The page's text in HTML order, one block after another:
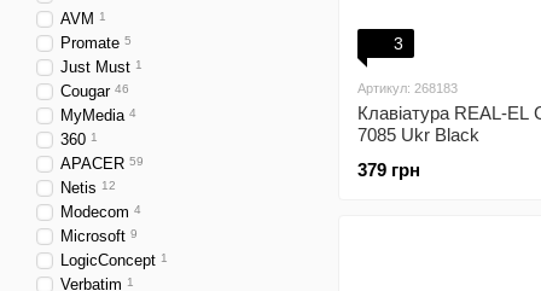
3
Артикул: 268183
Клавіатура REAL-EL
7085 Ukr Black
379 грн
AVM
1
Promate 5
Just Must 1
Cougar 46
MyMedia 4
360 1
APACER 59
Netis 12
Modecom 4
Microsoft 9
LogicConcept 1
Verbatim 1